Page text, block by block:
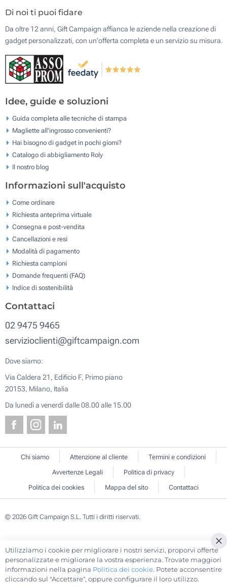
Di noi ti puoi fidare
Da oltre 12 anni, Gift Campaign affianca le aziende nella creazione di
gadget personalizzati, con un'offerta completa e un servizio su misura.
Idee, guide e soluzioni
Guida completa alle tecniche di stampa
Magliette all'ingrosso convenienti?
Hai bisogno di gadget in pochi giorni?
Catalogo di abbigliamento Roly
Il nostro blog
Informazioni sull'acquisto
Come ordinare
Richiesta anteprima virtuale
Consegna e post-vendita
Cancellazioni e resi
Modalità di pagamento
Richiesta campioni
Domande frequenti (FAQ)
Indice di sostenibilità
Contattaci
02 9475 9465
servizioclienti@giftcampaign.com
Dove siamo:
Via Caldera 21, Edificio F, Primo piano
20153, Milano, Italia
Da lunedì a venerdì dalle 08.00 alle 15.00
Chi siamo Attenzione al cliente
Termini e condizioni
Avvertenze Legali
Politica di privacy
Politica dei cookies
Mappa del sito Contattaci
© 2026 Gift Campaign S.L. Tutti i diritti riservati.
Utilizziamo i cookie per migliorare i nostri servizi, proporvi offerte
personalizzate e migliorare la vostra esperienza. Trovate maggiori
informazioni nella pagina Politica dei cookie. Potete acconsentire
cliccando sul "Accettare", oppure configurare il loro utilizzo.